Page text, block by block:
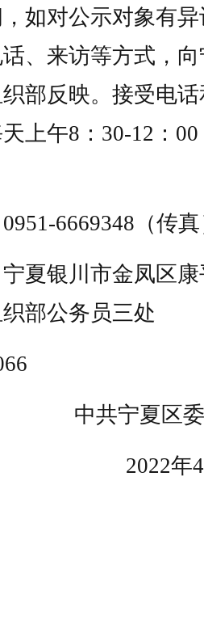
如对公示对象有
、来访等方式，
部反映。接受电
上午8：30-12：
6669348（传真
银川市金凤区康
部公务员三处
中共宁夏区
2022年